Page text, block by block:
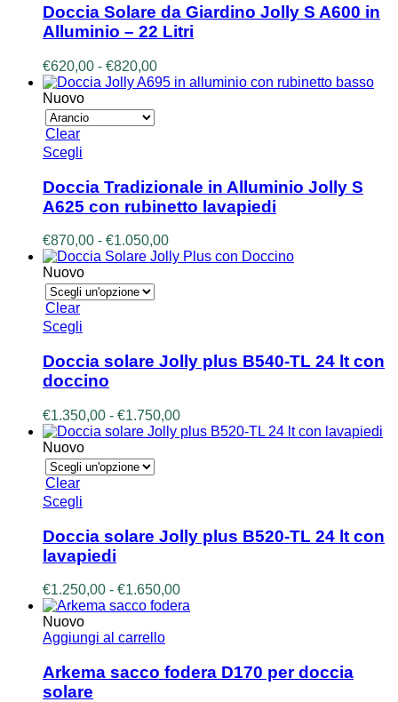
ha
più
varianti.
Le
opzioni
possono
essere
scelte
prodotto
Doccia Solare da Giardino Jolly S A600 in
Alluminio – 22 Litri
€620,00 - €820,00Fascia
di
Nuovo
Clear
Scegli
ha
più
varianti.
Le
opzioni
possono
essere
scelte
prodotto
Doccia Tradizionale in Alluminio Jolly S
A625 con rubinetto lavapiedi
€870,00 - €1.050,00Fascia
di
Nuovo
Clear
Scegli
ha
più
varianti.
opzioni
possono
essere
scelte
prodotto
Doccia solare Jolly plus B540-TL 24 lt con
doccino
€1.350,00 - €1.750,00Fascia
di
Nuovo
Clear
Scegli
ha
più
varianti.
Le
opzioni
possono
essere
scelte
pagina
del
Doccia solare Jolly plus B520-TL 24 lt con
lavapiedi
€1.250,00 - €1.650,00Fascia
di
a
€1.650,00
Nuovo
Aggiungi al carrello
Arkema sacco fodera D170 per doccia
solare